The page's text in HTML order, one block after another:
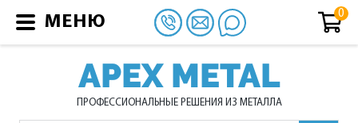
APEX METAL
ПРОФЕССИОНАЛЬНЫЕ РЕШЕНИЯ ИЗ МЕТАЛЛА
МЕНЮ